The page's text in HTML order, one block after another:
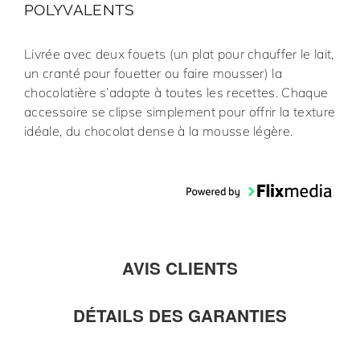
POLYVALENTS
Livrée avec deux fouets (un plat pour chauffer le lait,
un cranté pour fouetter ou faire mousser) la
chocolatière s’adapte à toutes les recettes. Chaque
accessoire se clipse simplement pour offrir la texture
idéale, du chocolat dense à la mousse légère.
AVIS CLIENTS
DÉTAILS DES GARANTIES